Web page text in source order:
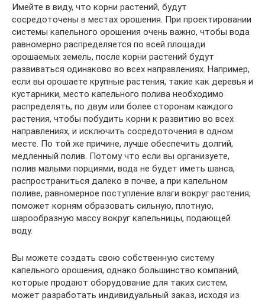
Имейте в виду, что корни растений, будут
сосредоточены в местах орошения. При проектировании
системы капельного орошения очень важно, чтобы вода
равномерно распределяется по всей площади
орошаемых земель, после корни растений будут
развиваться одинаково во всех направлениях. Например,
если вы орошаете крупные растения, такие как деревья и
кустарники, место капельного полива необходимо
распределять, по двум или более сторонам каждого
растения, чтобы побудить корни к развитию во всех
направлениях, и исключить сосредоточения в одном
месте. По той же причине, лучше обеспечить долгий,
медленный полив. Потому что если вы организуете,
полив малыми порциями, вода не будет иметь шанса,
распространиться далеко в почве, а при капельном
поливе, равномерное поступление влаги вокруг растения,
поможет корням образовать сильную, плотную,
шарообразную массу вокруг капельницы, подающей
воду.
Вы можете создать свою собственную систему
капельного орошения, однако большинство компаний,
которые продают оборудование для таких систем,
может разработать индивидуальный заказ, исходя из